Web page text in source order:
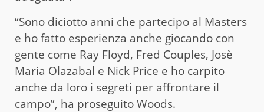
“Sono diciotto anni che partecipo al Masters
e ho fatto esperienza anche giocando con
gente come Ray Floyd, Fred Couples, Josè
Maria Olazabal e Nick Price e ho carpito
anche da loro i segreti per affrontare il
campo”, ha proseguito Woods.